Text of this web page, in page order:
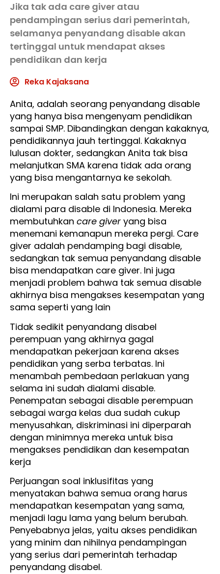
Jika tak ada care giver atau
pendampingan serius dari pemerintah,
selamanya penyandang disable akan
tertinggal untuk mendapat akses
pendidikan dan kerja
Reka Kajaksana
Anita, adalah seorang penyandang disable
yang hanya bisa mengenyam pendidikan
sampai SMP. Dibandingkan dengan kakaknya,
pendidikannya jauh tertinggal. Kakaknya
lulusan dokter, sedangkan Anita tak bisa
melanjutkan SMA karena tidak ada orang
yang bisa mengantarnya ke sekolah.
Ini merupakan salah satu problem yang
dialami para disable di Indonesia. Mereka
membutuhkan care giver yang bisa
menemani kemanapun mereka pergi. Care
giver adalah pendamping bagi disable,
sedangkan tak semua penyandang disable
bisa mendapatkan care giver. Ini juga
menjadi problem bahwa tak semua disable
akhirnya bisa mengakses kesempatan yang
sama seperti yang lain
Tidak sedikit penyandang disabel
perempuan yang akhirnya gagal
mendapatkan pekerjaan karena akses
pendidikan yang serba terbatas. Ini
menambah pembedaan perlakuan yang
selama ini sudah dialami disable.
Penempatan sebagai disable perempuan
sebagai warga kelas dua sudah cukup
menyusahkan, diskriminasi ini diperparah
dengan minimnya mereka untuk bisa
mengakses pendidikan dan kesempatan
kerja
Perjuangan soal inklusifitas yang
menyatakan bahwa semua orang harus
mendapatkan kesempatan yang sama,
menjadi lagu lama yang belum berubah.
Penyebabnya jelas, yaitu akses pendidikan
yang minim dan nihilnya pendampingan
yang serius dari pemerintah terhadap
penyandang disabel.